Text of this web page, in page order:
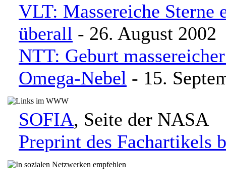
VLT: Massereiche Sterne
überall - 26. August 2002
NTT: Geburt
Omega-Nebel - 15.
SOFIA, Seite der NASA
Preprint des Fachartikels